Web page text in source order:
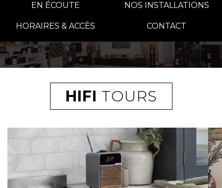
E-BOUTIQUE
HIFI GROUP
BANCS D'ESSAI
COUPS DE COEUR
EN ÉCOUTE NOS INSTALLATIONS
HORAIRES & ACCÈS CONTACT
HIFI TOURS